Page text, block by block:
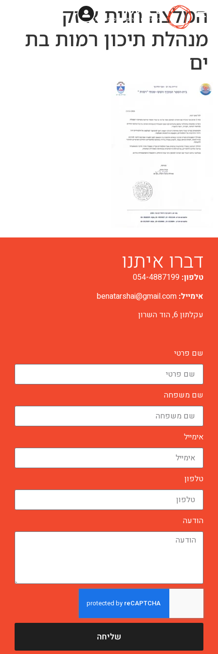
המלצה חגית איזק
מנהלת תיכון רמות בת
ים
דברו איתנו
טלפון: 054-4887199
אימייל: benatarshai@gmail.com
עקלתון 6, הוד השרון
שם פרטי
שם משפחה
אימייל
טלפון
הודעה
שליחה